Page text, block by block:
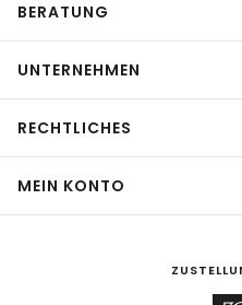
BERATUNG
UNTERNEHMEN
RECHTLICHES
MEIN KONTO